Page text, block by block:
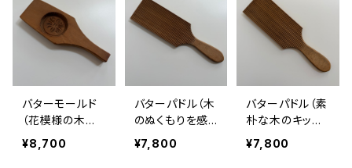
ク
バターモールド
（花模様の木型）
｜フランスアン
ティーク
¥8,700
バターパドル（木
のぬくもりを感
じる道具）｜フラ
ンスアンティー
¥7,800
バターパドル（素
朴な木のキッチ
ン雑貨）｜フラン
スアンティーク
¥7,800